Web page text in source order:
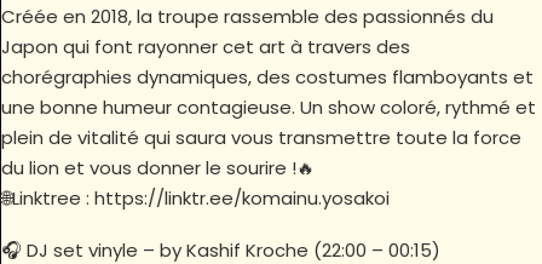
Créée en 2018, la troupe rassemble des passionnés du
Japon qui font rayonner cet art à travers des
chorégraphies dynamiques, des costumes flamboyants et
une bonne humeur contagieuse. Un show coloré, rythmé et
plein de vitalité qui saura vous transmettre toute la force
du lion et vous donner le sourire !🔥
🌐Linktree : https://linktr.ee/komainu.yosakoi
🎧 DJ set vinyle – by Kashif Kroche (22:00 – 00:15)